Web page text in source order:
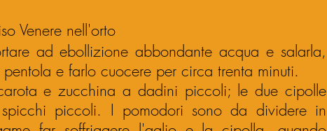
Venere nell'orto
ad ebollizione abbondante acqua e salarla,
e farlo cuocere per circa trenta minuti.
e zucchina a dadini piccoli; le due cipolle
piccoli. I pomodori sono da dividere in